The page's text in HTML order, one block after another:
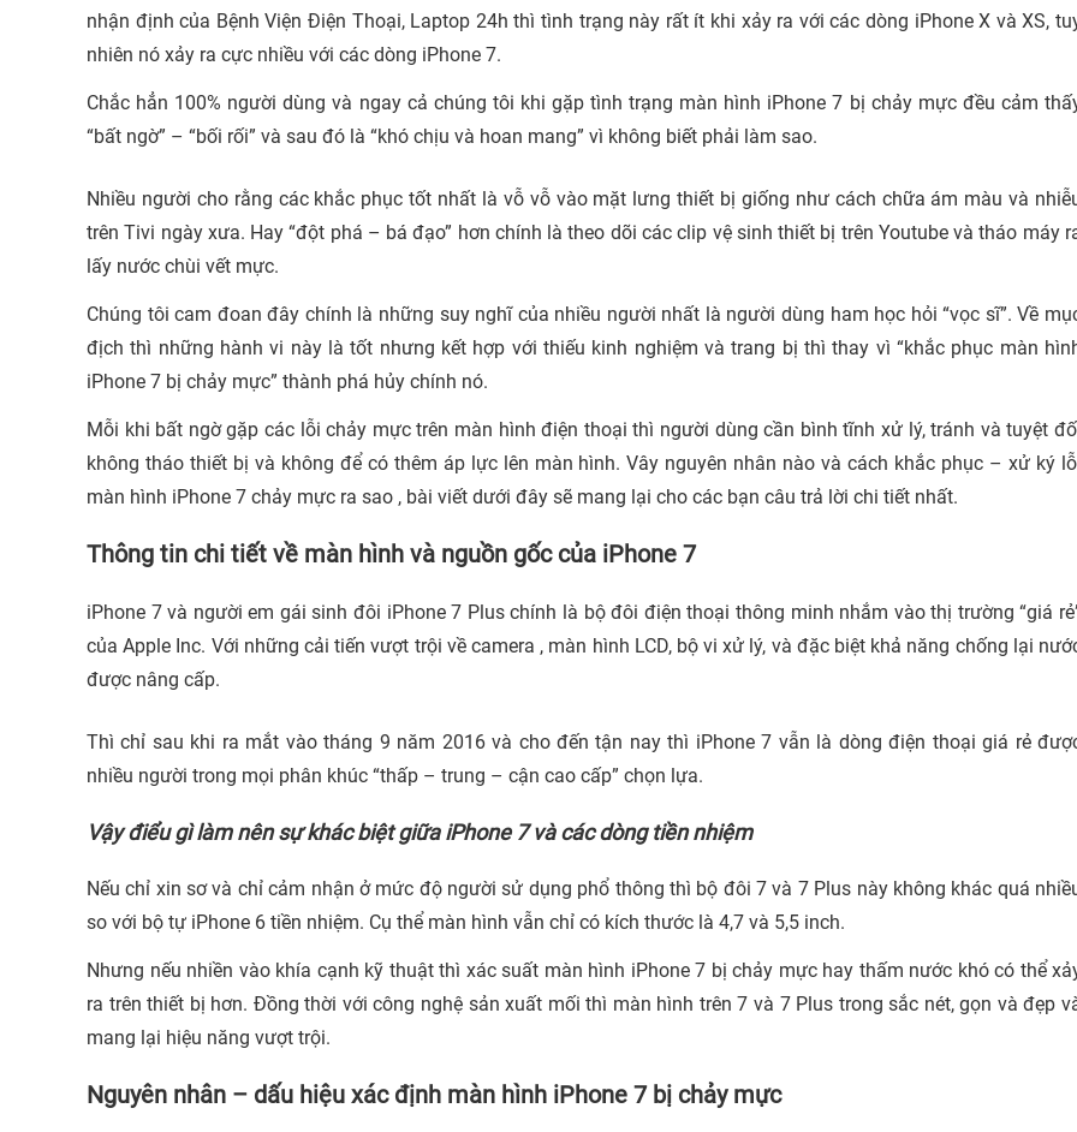
nhận định của Bệnh Viện Điện Thoại, Laptop 24h thì tình trạng này rất ít khi xảy ra với các dòng iPhone X và XS,
nhiên nó xảy ra cực nhiều với các dòng iPhone 7.
Chắc hẳn 100% người dùng và ngay cả chúng tôi khi gặp tình trạng màn hình iPhone 7 bị chảy mực đều cảm
“bất ngờ” – “bối rối” và sau đó là “khó chịu và hoan mang” vì không biết phải làm sao.
Nhiều người cho rằng các khắc phục tốt nhất là vỗ vỗ vào mặt lưng thiết bị giống như cách chữa ám màu và
trên Tivi ngày xưa. Hay “đột phá – bá đạo” hơn chính là theo dõi các clip vệ sinh thiết bị trên Youtube và tháo máy
lấy nước chùi vết mực.
Chúng tôi cam đoan đây chính là những suy nghĩ của nhiều người nhất là người dùng ham học hỏi “vọc sĩ”. Về
địch thì những hành vi này là tốt nhưng kết hợp với thiếu kinh nghiệm và trang bị thì thay vì “khắc phục màn
iPhone 7 bị chảy mực” thành phá hủy chính nó.
Mỗi khi bất ngờ gặp các lỗi chảy mực trên màn hình điện thoại thì người dùng cần bình tĩnh xử lý, tránh và tuyệt
không tháo thiết bị và không để có thêm áp lực lên màn hình. Vây nguyên nhân nào và cách khắc phục – xử ký
màn hình iPhone 7 chảy mực ra sao , bài viết dưới đây sẽ mang lại cho các bạn câu trả lời chi tiết nhất.
Thông tin chi tiết về màn hình và nguồn gốc của iPhone 7
iPhone 7 và người em gái sinh đôi iPhone 7 Plus chính là bộ đôi điện thoại thông minh nhắm vào thị trường “giá
của Apple Inc. Với những cải tiến vượt trội về camera , màn hình LCD, bộ vi xử lý, và đặc biệt khả năng chống lại
được nâng cấp.
Thì chỉ sau khi ra mắt vào tháng 9 năm 2016 và cho đến tận nay thì iPhone 7 vẫn là dòng điện thoại giá rẻ
nhiều người trong mọi phân khúc “thấp – trung – cận cao cấp” chọn lựa.
Vậy điểu gì làm nên sự khác biệt giữa iPhone 7 và các dòng tiền nhiệm
Nếu chỉ xin sơ và chỉ cảm nhận ở mức độ người sử dụng phổ thông thì bộ đôi 7 và 7 Plus này không khác quá
so với bộ tự iPhone 6 tiền nhiệm. Cụ thể màn hình vẫn chỉ có kích thước là 4,7 và 5,5 inch.
Nhưng nếu nhiền vào khía cạnh kỹ thuật thì xác suất màn hình iPhone 7 bị chảy mực hay thấm nước khó có thể
ra trên thiết bị hơn. Đồng thời với công nghệ sản xuất mối thì màn hình trên 7 và 7 Plus trong sắc nét, gọn và đẹp
mang lại hiệu năng vượt trội.
Nguyên nhân – dấu hiệu xác định màn hình iPhone 7 bị chảy mực